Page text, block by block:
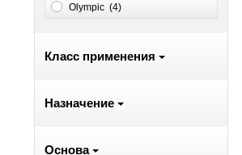
Olympic (4)
Класс применения
Назначение
Основа